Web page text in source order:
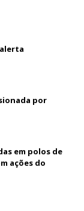
por
em polos de
ações do